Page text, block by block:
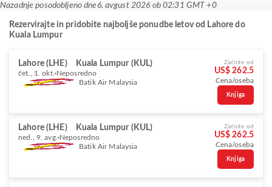
Nazadnje posodobljeno dne 6. avgust 2026 ob 02:31 GMT +0
Rezervirajte in pridobite najboljše ponudbe letov od Lahore do
Kuala Lumpur
Lahore (LHE) Kuala Lumpur (KUL)
čet., 1. okt. Neposredno
Batik Air Malaysia
Začnite od
US$ 262.5
Cena/oseba
Knjiga
Lahore (LHE) Kuala Lumpur (KUL)
ned., 9. avg. Neposredno
Batik Air Malaysia
Začnite od
US$ 262.5
Cena/oseba
Knjiga